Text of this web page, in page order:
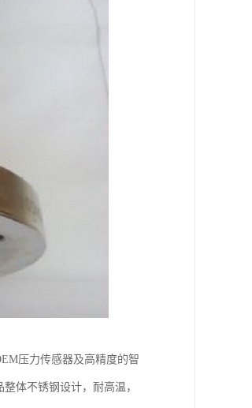
压力传感器及高精度的智
体不锈钢设计，耐高温，